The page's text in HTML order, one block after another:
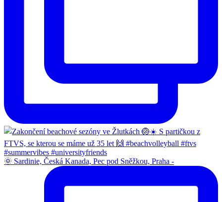
🌞 Sardinie, Česká Kanada, Pec pod Sněžkou, Praha -